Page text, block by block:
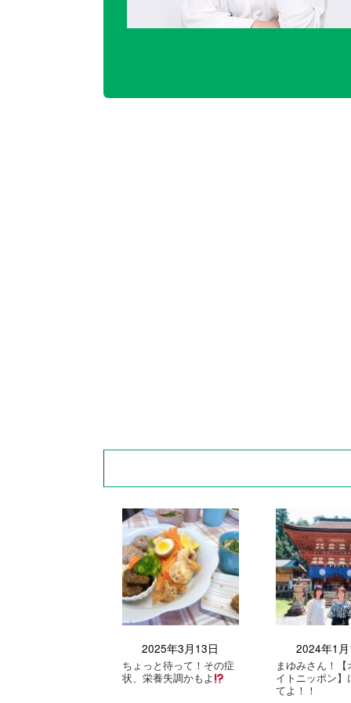
2025年3月13日
ちょっと待って！その症
状、栄養失調かもよ
2024年1
まゆみさん！【
イトニッポン】
てよ！！